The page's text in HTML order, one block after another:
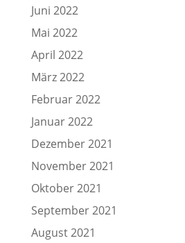
Juni 2022
Mai 2022
April 2022
März 2022
Februar 2022
Januar 2022
Dezember 2021
November 2021
Oktober 2021
September 2021
August 2021